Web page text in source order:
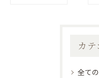
カ
全て